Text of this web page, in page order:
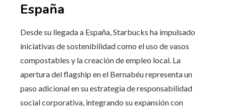
España
Desde su llegada a España, Starbucks ha impulsado
iniciativas de sostenibilidad como el uso de vasos
compostables y la creación de empleo local. La
apertura del flagship en el Bernabéu representa un
paso adicional en su estrategia de responsabilidad
social corporativa, integrando su expansión con